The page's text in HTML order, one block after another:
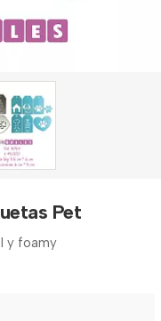
Pet
y foamy